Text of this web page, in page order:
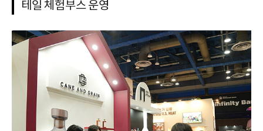
테일 체험부스 운영